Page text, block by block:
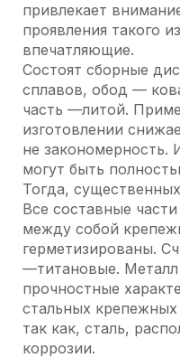
привлекает
проявления такого
впечатляющие.
Состоят сборные
сплавов, обод —
часть —литой.
изготовлении
не закономерность.
могут быть
Тогда,
Все составные
между собой
герметизированы.
—титановые.
прочностные
стальных
так как, сталь,
коррозии.